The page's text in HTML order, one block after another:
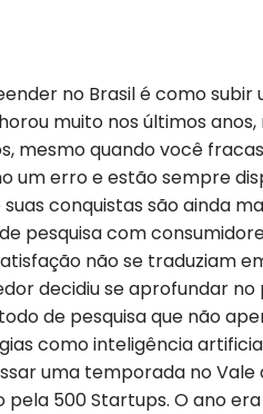
no Brasil é como
muito nos últimos
mesmo quando você
um erro e estão sempre
conquistas são ainda
com
não se traduziam
decidiu se aprofundar
de pesquisa que não
como inteligência
uma temporada no Vale
500 Startups. O ano